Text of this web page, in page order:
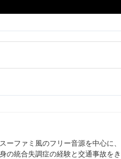
ーファミ風のフリー音源を中心に
の統合失調症の経験と交通事故を